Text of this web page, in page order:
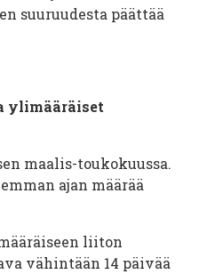
suuruudesta päättää
ylimääräiset
maalis-toukokuussa.
ajan määrää
liiton
vähintään 14 päivää